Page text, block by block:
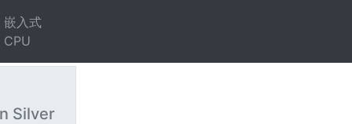
嵌入式
CPU
Silver